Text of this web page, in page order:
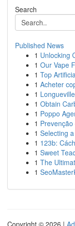
Search
Published News
1 Unlocking
1 Our Vape
1 Top
1 Acheter
1
1 Obtain
1 Poppo
1
1 Selecting
1 123b:
1 Sweet
1 The
1
Copyright © 2026 |